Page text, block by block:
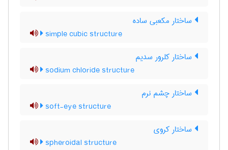
ساختار مکعبی ساده
simple cubic structure
ساختار کلرور سدیم
sodium chloride structure
ساختار چشم نرم
soft-eye structure
ساختار کروی
spheroidal structure